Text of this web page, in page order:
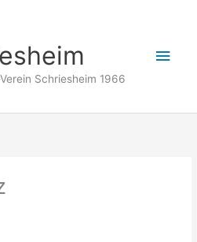
Schriesheim 1966